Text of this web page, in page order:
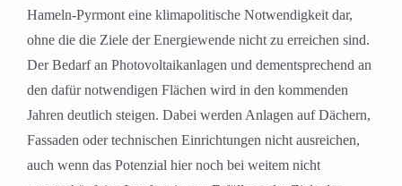
Hameln-Pyrmont eine klimapolitische Notwendigkeit dar,
ohne die die Ziele der Energiewende nicht zu erreichen sind.
Der Bedarf an Photovoltaikanlagen und dementsprechend an
den dafür notwendigen Flächen wird in den kommenden
Jahren deutlich steigen. Dabei werden Anlagen auf Dächern,
Fassaden oder technischen Einrichtungen nicht ausreichen,
auch wenn das Potenzial hier noch bei weitem nicht